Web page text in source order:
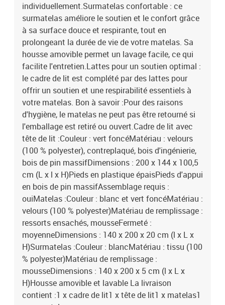
individuellement.Surmatelas confortable : ce
surmatelas améliore le soutien et le confort grâce
à sa surface douce et respirante, tout en
prolongeant la durée de vie de votre matelas. Sa
housse amovible permet un lavage facile, ce qui
facilite l'entretien.Lattes pour un soutien optimal :
le cadre de lit est complété par des lattes pour
offrir un soutien et une respirabilité essentiels à
votre matelas. Bon à savoir :Pour des raisons
d'hygiène, le matelas ne peut pas être retourné si
l'emballage est retiré ou ouvert.Cadre de lit avec
tête de lit :Couleur : vert foncéMatériau : velours
(100 % polyester), contreplaqué, bois d'ingénierie,
bois de pin massifDimensions : 200 x 144 x 100,5
cm (L x l x H)Pieds en plastique épaisPieds d'appui
en bois de pin massifAssemblage requis :
ouiMatelas :Couleur : blanc et vert foncéMatériau :
velours (100 % polyester)Matériau de remplissage :
ressorts ensachés, mousseFermeté :
moyenneDimensions : 140 x 200 x 20 cm (l x L x
H)Surmatelas :Couleur : blancMatériau : tissu (100
% polyester)Matériau de remplissage :
mousseDimensions : 140 x 200 x 5 cm (l x L x
H)Housse amovible et lavable La livraison
contient :1 x cadre de lit1 x tête de lit1 x matelas1